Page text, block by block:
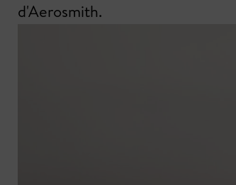
d'Aerosmith.